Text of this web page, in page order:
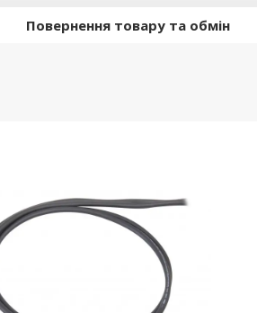
Повернення товару та обмін